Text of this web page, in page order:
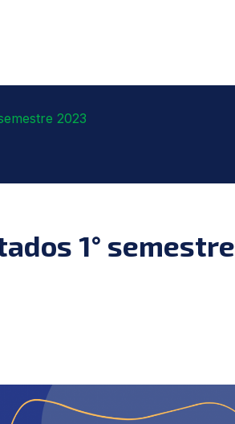
2023
1° semestre